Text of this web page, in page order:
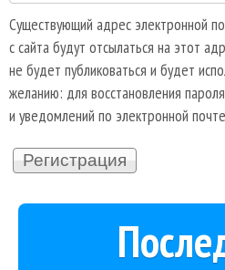
Существующий адрес электронной
с сайта будут отсылаться на этот
не будет публиковаться и будет
желанию: для восстановления
и уведомлений по электронной